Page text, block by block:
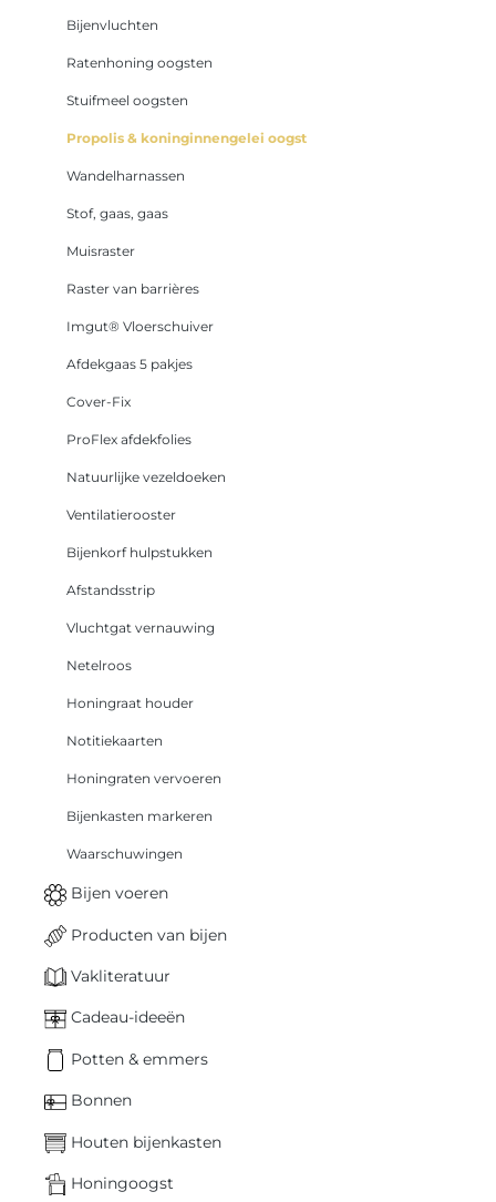
Bijenvluchten
Ratenhoning oogsten
Stuifmeel oogsten
Propolis & koninginnengelei oogst
Wandelharnassen
Stof, gaas, gaas
Muisraster
Raster van barrières
Imgut® Vloerschuiver
Afdekgaas 5 pakjes
Cover-Fix
ProFlex afdekfolies
Natuurlijke vezeldoeken
Ventilatierooster
Bijenkorf hulpstukken
Afstandsstrip
Vluchtgat vernauwing
Netelroos
Honingraat houder
Notitiekaarten
Honingraten vervoeren
Bijenkasten markeren
Waarschuwingen
Bijen voeren
Producten van bijen
Vakliteratuur
Cadeau-ideeën
Potten & emmers
Bonnen
Houten bijenkasten
Honingoogst